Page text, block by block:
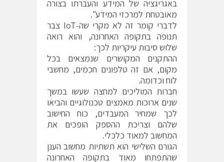
באגריגציה של המידע והעברתו בצורה
מאובטחת למרכזי המידע".
לדברי קומר זה לא מקרי שה-IoT צבר
תנופה בתקופה האחרונה, והוא רואה
שלוש סיבות עיקריות לכך:
ההתקנים המקושרים שנמצאים בכל
מקום, אם זה טלפונים חכמים, מחשבי
לוח וכדומה.
חברות המוליכים למחצה שעשו במשך
שנים ארוכות מאמצים טכנולוגיים והביאו
לכך שמחיר המעבדים, כוח החישוב
שלהם וצריכת ההספק הופכים את
המחשוב למאוד כלכלי.
הגורם השלישי הוא תשתיות מחשוב הענן
שהתפתחו מאוד בתקופה האחרונה